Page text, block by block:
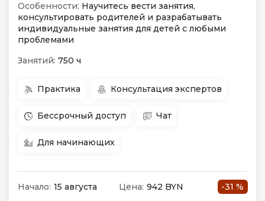
Особенности: Научитесь вести занятия,
консультировать родителей и разрабатывать
индивидуальные занятия для детей с любыми
проблемами
Занятий: 750 ч
Практика Консультация экспертов
Бессрочный доступ Чат
Для начинающих
Начало: 15 августа Цена: 942 BYN
-31 %